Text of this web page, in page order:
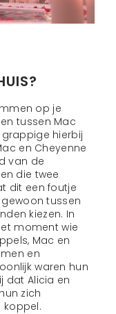
op je
tussen Mac
grappige hierbij
en Cheyenne
van de
die twee
dit een foutje
tussen
kiezen. In
moment wie
Mac en
en
waren hun
dat Alicia en
zich
koppel.